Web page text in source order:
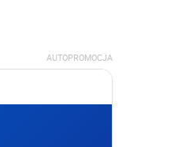
AUTOPROMOCJA